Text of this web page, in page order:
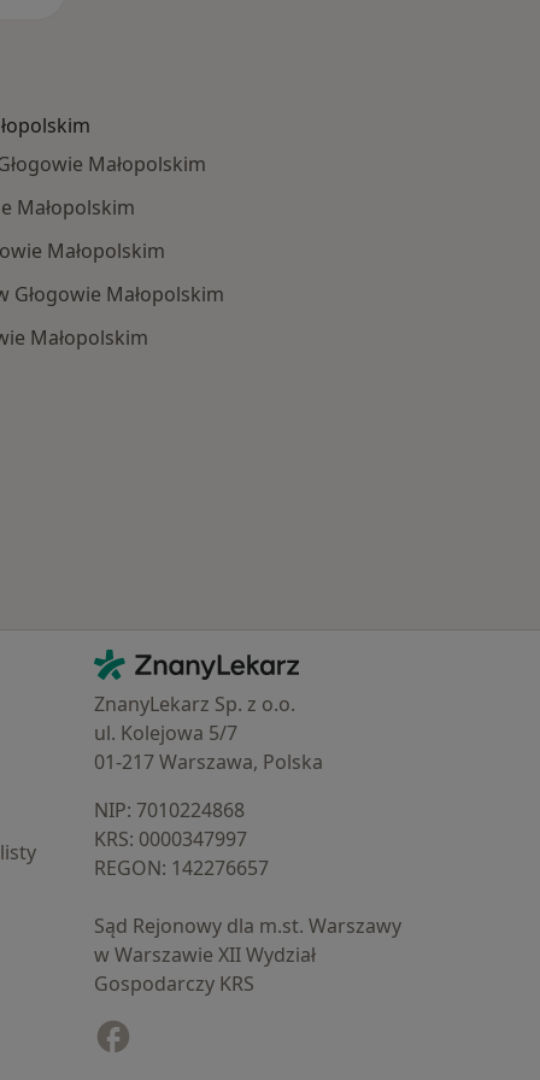
Małopolskim
Małopolskim
Małopolskim
Małopolskim
Małopolskim
Kontakt
ZnanyLekarz - Strona główna
ZnanyLekarz Sp. z o.o.
ul. Kolejowa 5/7
01-217 Warszawa, Polska
NIP: ⁠7010224868
KRS: ⁠0000347997
REGON: ⁠142276657
Sąd Rejonowy dla m.st. Warszawy
w Warszawie XII Wydział
Gospodarczy KRS